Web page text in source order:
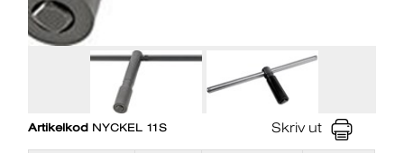
Artikelkod NYCKEL 11S Skriv ut